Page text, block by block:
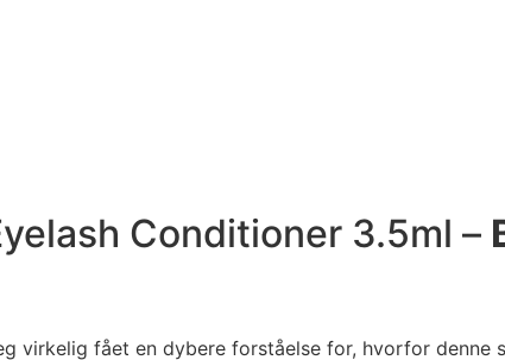
Conditioner 3.5ml –
virkelig fået en dybere forståelse for, hvorfor denne